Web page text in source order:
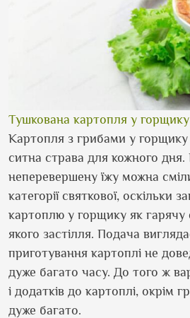
Тушкована картопля у
Картопля з грибами у
ситна страва для кожного дня.
неперевершену їжу можна
категорії святкової, оскільки
картоплю у горщику як гарячу
якого застілля. Подача
приготування картоплі не
дуже багато часу. До того ж
і додатків до картоплі, окрім
дуже багато.